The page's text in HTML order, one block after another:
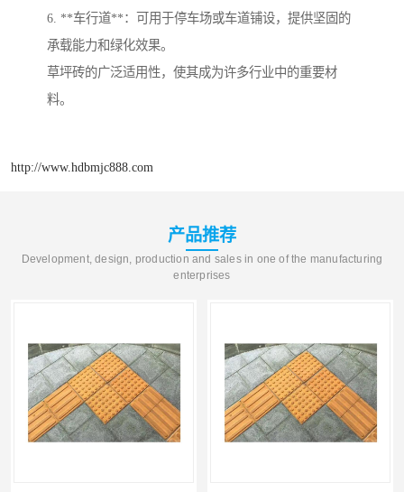
6. **车行道**：可用于停车场或车道铺设，提供坚固的
承载能力和绿化效果。
草坪砖的广泛适用性，使其成为许多行业中的重要材
料。
http://www.hdbmjc888.com
产品推荐
Development, design, production and sales in one of the manufacturing
enterprises